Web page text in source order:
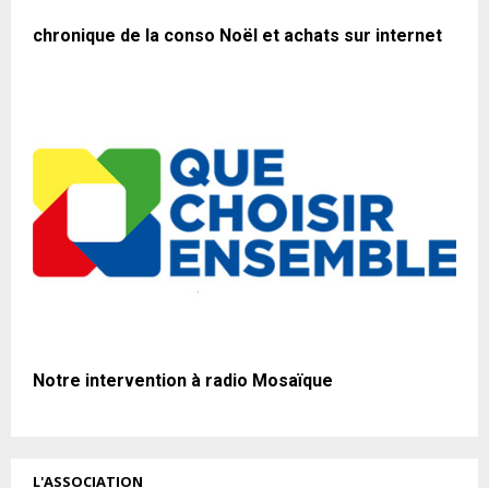
chronique de la conso Noël et achats sur internet
Notre intervention à radio Mosaïque
L'ASSOCIATION